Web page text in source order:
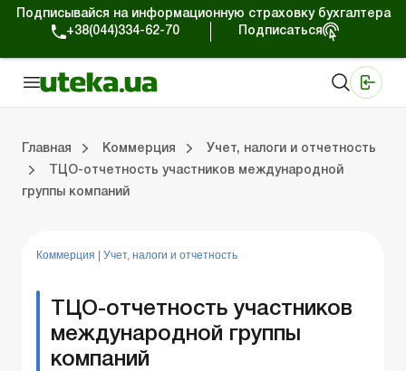
Подписывайся на информационную страховку бухгалтера
+38(044)334-62-70
Подписаться
Главная Коммерция
Учет, налоги и отчетность
ТЦО-отчетность участников международной
группы компаний
Коммерция Учет, налоги и отчетность
ТЦО-отчетность участников
международной группы
компаний